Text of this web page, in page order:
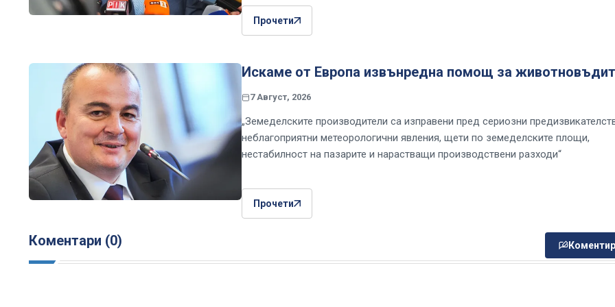
Прочети
Искаме от Европа извънредна помощ за
7 Август, 2026
„Земеделските производители са изправени пред сериозни
неблагоприятни метеорологични явления, щети по земеделските площи,
нестабилност на пазарите и нарастващи производствени разходи“
Прочети
Коментари (0)